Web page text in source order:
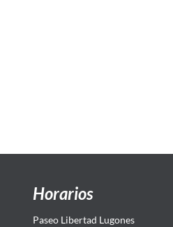
Horarios
Paseo Libertad Lugones